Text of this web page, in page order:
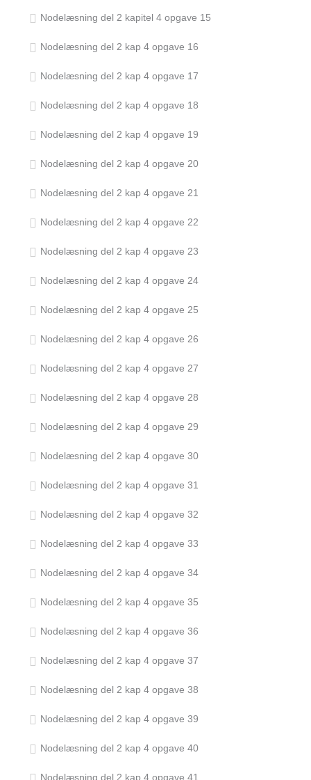
Nodelæsning del 2 kapitel 4 opgave 15
Nodelæsning del 2 kap 4 opgave 16
Nodelæsning del 2 kap 4 opgave 17
Nodelæsning del 2 kap 4 opgave 18
Nodelæsning del 2 kap 4 opgave 19
Nodelæsning del 2 kap 4 opgave 20
Nodelæsning del 2 kap 4 opgave 21
Nodelæsning del 2 kap 4 opgave 22
Nodelæsning del 2 kap 4 opgave 23
Nodelæsning del 2 kap 4 opgave 24
Nodelæsning del 2 kap 4 opgave 25
Nodelæsning del 2 kap 4 opgave 26
Nodelæsning del 2 kap 4 opgave 27
Nodelæsning del 2 kap 4 opgave 28
Nodelæsning del 2 kap 4 opgave 29
Nodelæsning del 2 kap 4 opgave 30
Nodelæsning del 2 kap 4 opgave 31
Nodelæsning del 2 kap 4 opgave 32
Nodelæsning del 2 kap 4 opgave 33
Nodelæsning del 2 kap 4 opgave 34
Nodelæsning del 2 kap 4 opgave 35
Nodelæsning del 2 kap 4 opgave 36
Nodelæsning del 2 kap 4 opgave 37
Nodelæsning del 2 kap 4 opgave 38
Nodelæsning del 2 kap 4 opgave 39
Nodelæsning del 2 kap 4 opgave 40
Nodelæsning del 2 kap 4 opgave 41